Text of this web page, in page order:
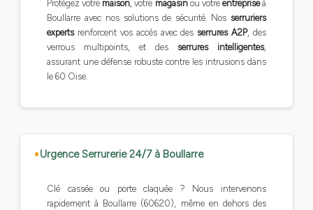
Protégez votre maison, votre magasinou votre entrepriseà
Boullarre avec nos solutions de sécurité. Nos serruriers
expertsrenforcent vos accès avec des serrures A2P, des
verrous multipoints, et des serrures intelligentes,
assurant une défense robuste contre les intrusions dans
le 60 Oise.
Urgence Serrurerie 24/7 à Boullarre
Clé cassée ou porte claquée ? Nous intervenons
rapidement à Boullarre (60620), même en dehors des